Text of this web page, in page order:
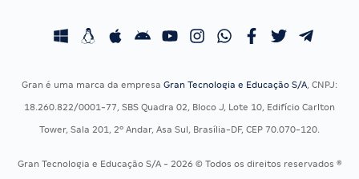
Concursos Fiscais
Residência Multiprofissional
Calendário OAB
Gran é uma marca da empresa Gran Tecnologia e Educação S/A, CNPJ:
18.260.822/0001-77, SBS Quadra 02, Bloco J, Lote 10, Edifício Carlton
Tower, Sala 201, 2º Andar, Asa Sul, Brasília-DF, CEP 70.070-120.
Gran Tecnologia e Educação S/A - 2026 © Todos os direitos reservados ®